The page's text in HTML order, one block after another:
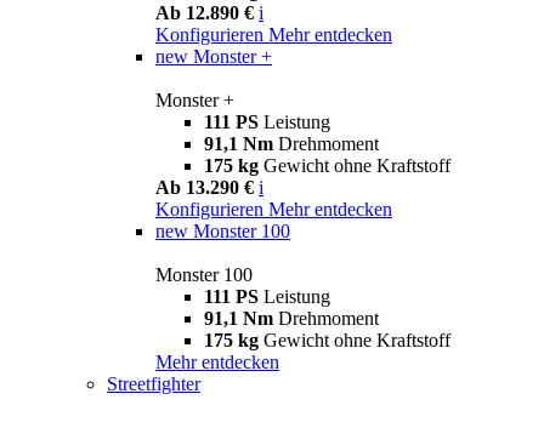
Ab 12.890 € i
Konfigurieren Mehr entdecken
new Monster +
Monster +
111 PS Leistung
91,1 Nm Drehmoment
175 kg Gewicht ohne Kraftstoff
Ab 13.290 € i
Konfigurieren Mehr entdecken
new Monster 100
Monster 100
111 PS Leistung
91,1 Nm Drehmoment
175 kg Gewicht ohne Kraftstoff
Mehr entdecken
Streetfighter